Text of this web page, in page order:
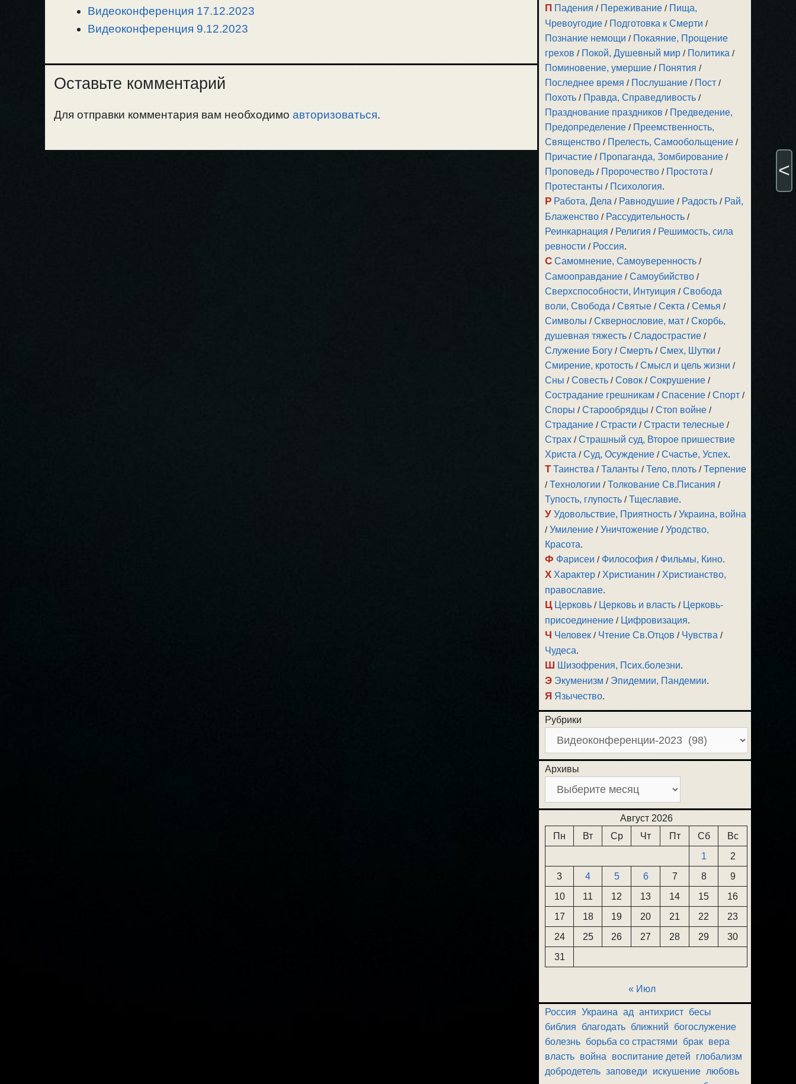
Видеоконференция 17.12.2023
Видеоконференция 9.12.2023
Оставьте комментарий
Для отправки комментария вам необходимо авторизоваться.
П Падения / Переживание / Пища,
Чревоугодие / Подготовка к Смерти /
Познание немощи / Покаяние, Прощение
грехов / Покой, Душевный мир / Политика /
Поминовение, умершие / Понятия /
Последнее время / Послушание / Пост /
Похоть / Правда, Справедливость /
Празднование праздников / Предведение,
Предопределение / Преемственность,
Священство / Прелесть, Самообольщение /
Причастие / Пропаганда, Зомбирование /
Проповедь / Пророчество / Простота /
Протестанты / Психология.
Р Работа, Дела / Равнодушие / Радость / Рай,
Блаженство / Рассудительность /
Реинкарнация / Религия / Решимость, сила
ревности / Россия.
С Самомнение, Самоуверенность /
Самооправдание /Самоубийство /
Сверхспособности, Интуиция /Свобода
воли, Свобода /Святые /Секта /Семья /
Символы /Сквернословие, мат /Скорбь,
душевная тяжесть /Сладострастие /
Служение Богу /Смерть /Смех, Шутки /
Смирение, кротость /Смысл и цель жизни /
Сны /Совесть /Совок /Сокрушение /
Сострадание грешникам /Спасение /Спорт /
Споры /Старообрядцы /Стоп войне /
Страдание /Страсти /Страсти телесные /
Страх /Страшный суд, Второе пришествие
Христа /Суд, Осуждение /Счастье, Успех.
Т Таинства /Таланты /Тело, плоть /Терпение
/Технологии /Толкование Св.Писания /
Тупость, глупость /Тщеславие.
У Удовольствие, Приятность /Украина, война
/Умиление /Уничтожение /Уродство,
Красота.
Ф Фарисеи / Философия / Фильмы, Кино.
Х Характер / Христианин / Христианство,
православие.
Ц Церковь / Церковь и власть / Церковь-
присоединение / Цифровизация.
Ч Человек / Чтение Св.Отцов / Чувства /
Чудеса.
Ш Шизофрения, Псих.болезни.
Э Экуменизм / Эпидемии, Пандемии.
Я Язычество.
Рубрики
Архивы
Август 2026
Пн
Вт Ср Чт Пт Сб
Вс
1
2
3
4 5 6 7 8
9
10
11 12 13 14 15
16
17
18 19 20 21 22
23
24
25 26 27 28 29
30
31
« Июл
Россия Украина ад антихрист бесы
библия
благодать ближний
богослужение
болезнь борьба со страстями брак вера
власть война воспитание детей
глобализм
добродетель заповеди искушение любовь
<